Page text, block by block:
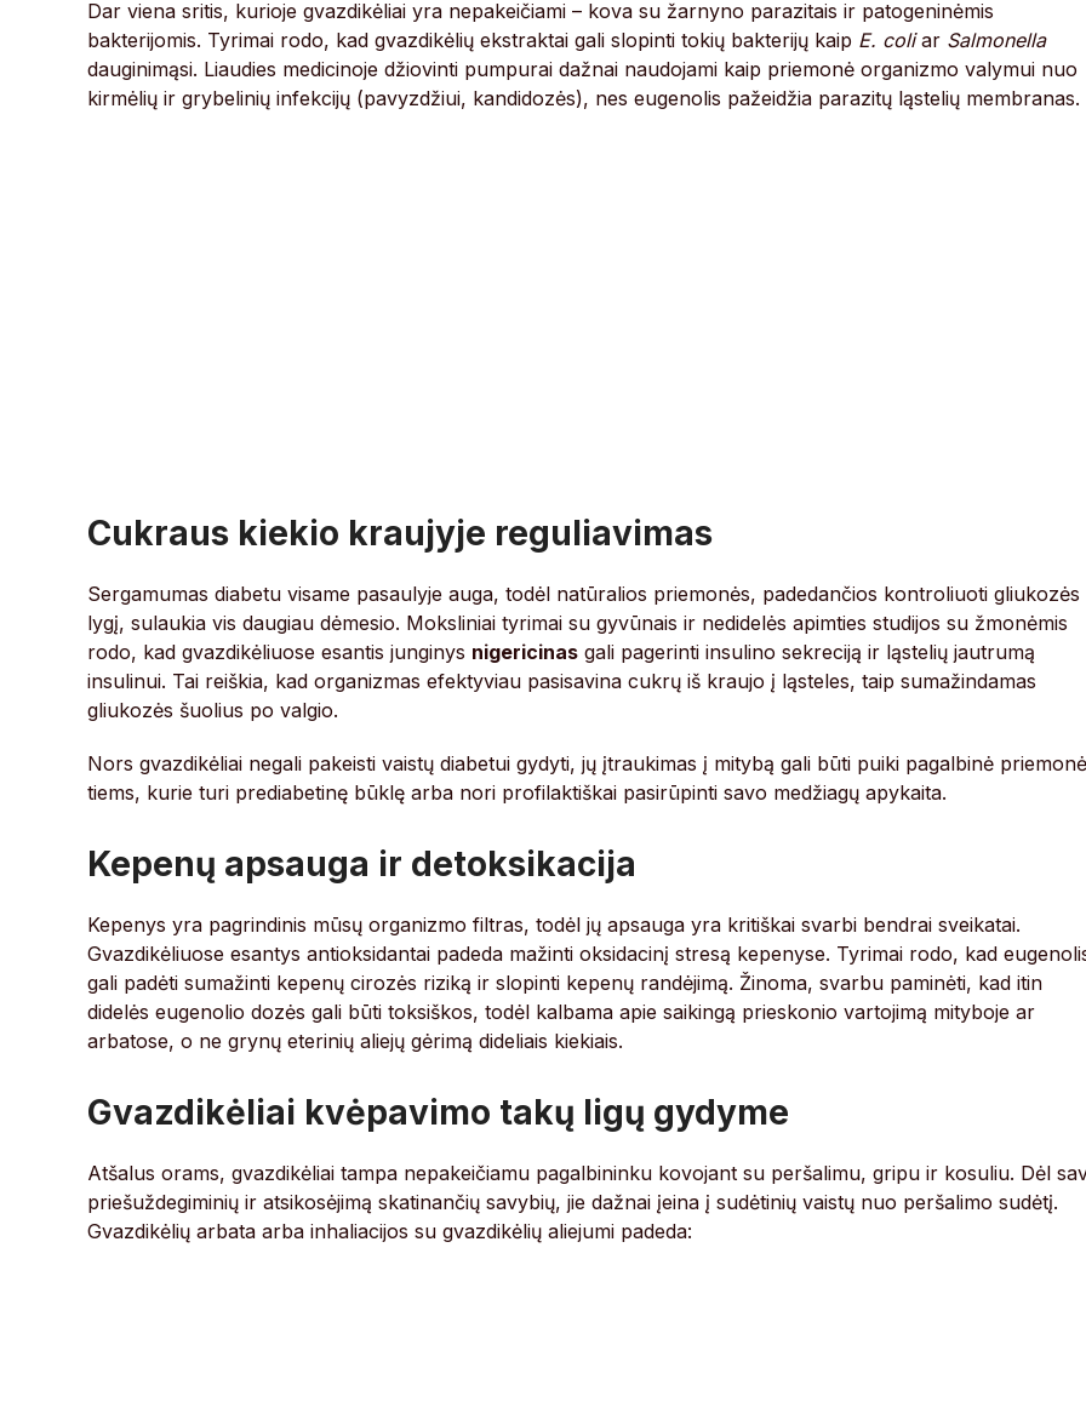
Dar viena sritis, kurioje gvazdikėliai yra nepakeičiami – kova su žarnyno parazitais ir patogeninėmis
bakterijomis. Tyrimai rodo, kad gvazdikėlių ekstraktai gali slopinti tokių bakterijų kaip E. coliar Salmonella
dauginimąsi. Liaudies medicinoje džiovinti pumpurai dažnai naudojami kaip priemonė organizmo valymui nuo
kirmėlių ir grybelinių infekcijų (pavyzdžiui, kandidozės), nes eugenolis pažeidžia parazitų ląstelių membranas.
Cukraus kiekio kraujyje reguliavimas
Sergamumas diabetu visame pasaulyje auga, todėl natūralios priemonės, padedančios kontroliuoti gliukozės
lygį, sulaukia vis daugiau dėmesio. Moksliniai tyrimai su gyvūnais ir nedidelės apimties studijos su žmonėmis
rodo, kad gvazdikėliuose esantis junginys nigericinas gali pagerinti insulino sekreciją ir ląstelių jautrumą
insulinui. Tai reiškia, kad organizmas efektyviau pasisavina cukrų iš kraujo į ląsteles, taip sumažindamas
gliukozės šuolius po valgio.
Nors gvazdikėliai negali pakeisti vaistų diabetui gydyti, jų įtraukimas į mitybą gali būti puiki pagalbinė priemonė
tiems, kurie turi prediabetinę būklę arba nori profilaktiškai pasirūpinti savo medžiagų apykaita.
Kepenų apsauga ir detoksikacija
Kepenys yra pagrindinis mūsų organizmo filtras, todėl jų apsauga yra kritiškai svarbi bendrai sveikatai.
Gvazdikėliuose esantys antioksidantai padeda mažinti oksidacinį stresą kepenyse. Tyrimai rodo, kad
gali padėti sumažinti kepenų cirozės riziką ir slopinti kepenų randėjimą. Žinoma, svarbu paminėti, kad itin
didelės eugenolio dozės gali būti toksiškos, todėl kalbama apie saikingą prieskonio vartojimą mityboje ar
arbatose, o ne grynų eterinių aliejų gėrimą dideliais kiekiais.
Gvazdikėliai kvėpavimo takų ligų gydyme
Atšalus orams, gvazdikėliai tampa nepakeičiamu pagalbininku kovojant su peršalimu, gripu ir kosuliu. Dėl
priešuždegiminių ir atsikosėjimą skatinančių savybių, jie dažnai įeina į sudėtinių vaistų nuo peršalimo sudėtį.
Gvazdikėlių arbata arba inhaliacijos su gvazdikėlių aliejumi padeda: